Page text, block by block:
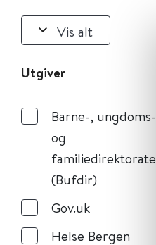
Vis alt
Utgiver
Barne-, ungdoms-
og
familiedirektoratet
(Bufdir)
Gov.uk
Helse Bergen